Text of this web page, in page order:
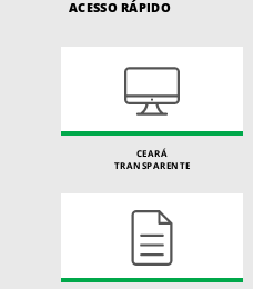
ACESSO RÁPIDO
CEARÁ
TRANSPARENTE